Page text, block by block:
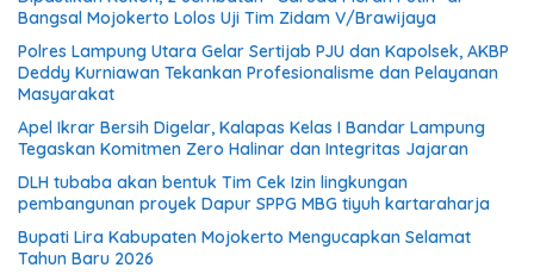
Bangsal Mojokerto Lolos Uji Tim Zidam V/Brawijaya
Polres Lampung Utara Gelar Sertijab PJU dan Kapolsek, AKBP
Deddy Kurniawan Tekankan Profesionalisme dan Pelayanan
Masyarakat
Apel Ikrar Bersih Digelar, Kalapas Kelas I Bandar Lampung
Tegaskan Komitmen Zero Halinar dan Integritas Jajaran
DLH tubaba akan bentuk Tim Cek Izin lingkungan
pembangunan proyek Dapur SPPG MBG tiyuh kartaraharja
Bupati Lira Kabupaten Mojokerto Mengucapkan Selamat
Tahun Baru 2026